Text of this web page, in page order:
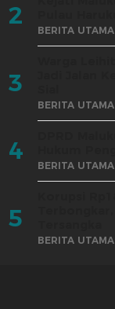
2 BERITA UTAMA
3
BERITA UTAMA
4 BERITA UTAMA
5
BERITA UTAMA